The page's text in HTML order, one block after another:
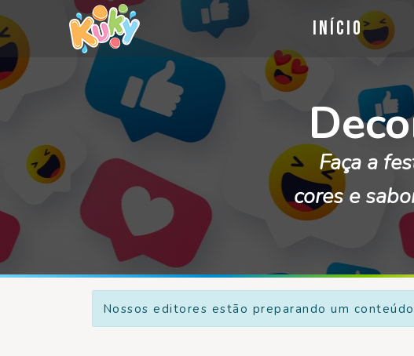
Início
Faça a
cores e
Nossos editores estão preparando um